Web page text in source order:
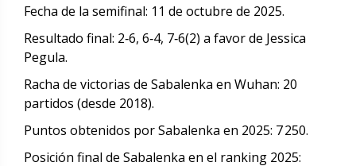
Fecha de la semifinal: 11 de octubre de 2025.
Resultado final: 2‑6, 6‑4, 7‑6(2) a favor de Jessica
Pegula.
Racha de victorias de Sabalenka en Wuhan: 20
partidos (desde 2018).
Puntos obtenidos por Sabalenka en 2025: 7 250.
Posición final de Sabalenka en el ranking 2025: